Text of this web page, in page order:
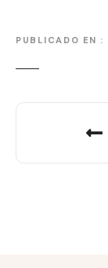
PUBLICADO EN